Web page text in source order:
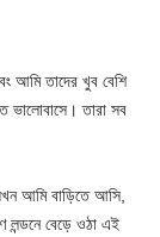
আমি তাদের খুব বেশি
ভালোবাসে। তারা সব
আমি বাড়িতে আসি,
লন্ডনে বেড়ে ওঠা এই